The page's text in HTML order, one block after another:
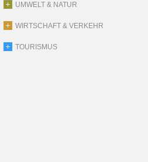
UMWELT & NATUR
WIRTSCHAFT & VERKEHR
TOURISMUS